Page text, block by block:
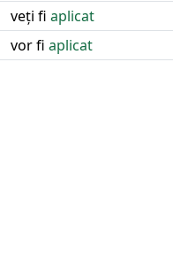
veți fi aplicat
vor fi aplicat